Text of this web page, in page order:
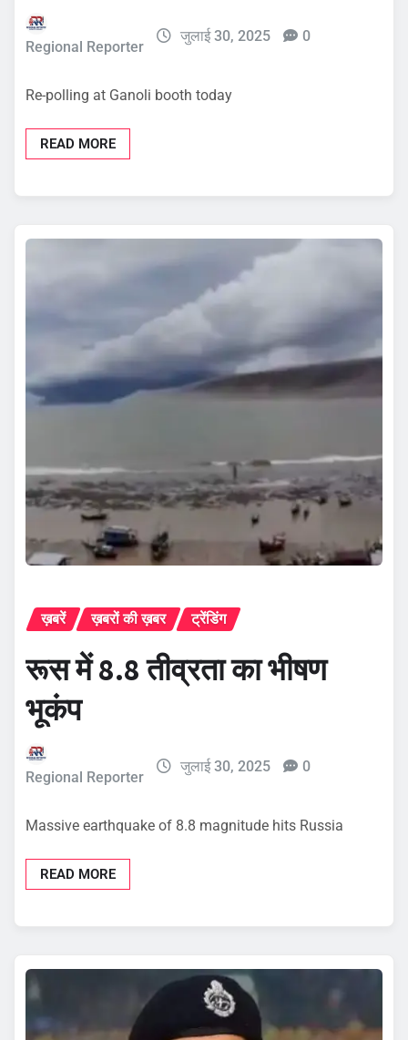
Regional Reporter
जुलाई 30, 2025 0
Re-polling at Ganoli booth today
READ MORE
ख़बरें ख़बरों की ख़बर ट्रेंडिंग
रूस में 8.8 तीव्रता का भीषण
भूकंप
Regional Reporter
जुलाई 30, 2025 0
Massive earthquake of 8.8 magnitude hits Russia
READ MORE